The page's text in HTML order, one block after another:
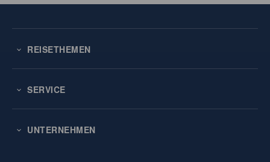
REISETHEMEN
SERVICE
UNTERNEHMEN